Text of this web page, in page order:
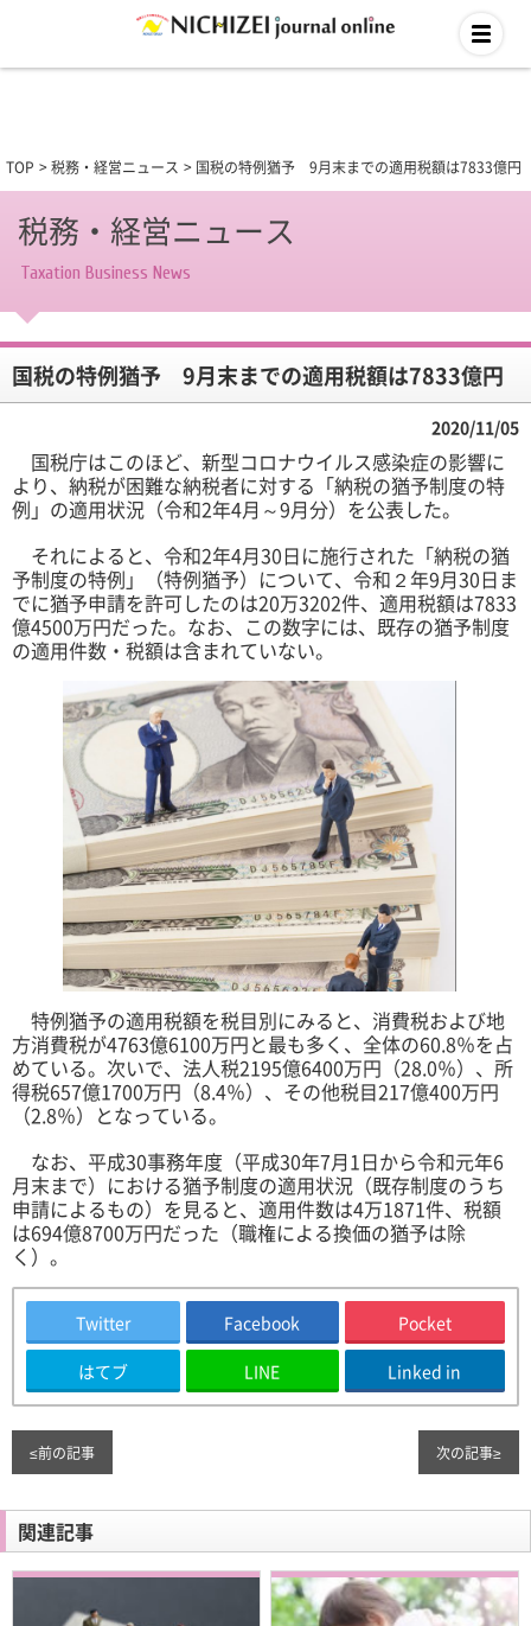
TOP 税務・経営ニュース 国税の特例猶予 9月末までの適用税額は7833億円
税務・経営ニュース
Taxation Business News
国税の特例猶予 9月末までの適用税額は7833億円
2020/11/05
国税庁はこのほど、新型コロナウイルス感染症の影響に
より、納税が困難な納税者に対する「納税の猶予制度の特
例」の適用状況（令和2年4月～9月分）を公表した。
それによると、令和2年4月30日に施行された「納税の猶
予制度の特例」（特例猶予）について、令和２年9月30日ま
でに猶予申請を許可したのは20万3202件、適用税額は7833
億4500万円だった。なお、この数字には、既存の猶予制度
の適用件数・税額は含まれていない。
特例猶予の適用税額を税目別にみると、消費税および地
方消費税が4763億6100万円と最も多く、全体の60.8％を占
めている。次いで、法人税2195億6400万円（28.0％）、所
得税657億1700万円（8.4％）、その他税目217億400万円
（2.8％）となっている。
なお、平成30事務年度（平成30年7月1日から令和元年6
月末まで）における猶予制度の適用状況（既存制度のうち
申請によるもの）を見ると、適用件数は4万1871件、税額
は694億8700万円だった（職権による換価の猶予は除
く）。
Twitter Facebook Pocket
はてブ LINE Linked in
≤前の記事 次の記事≥
関連記事